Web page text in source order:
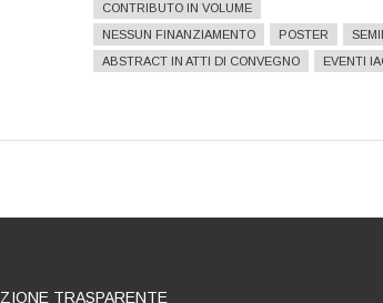
CONTRIBUTO IN VOLUME
NESSUN FINANZIAMENTO
POSTER
ABSTRACT IN ATTI DI CONVEGNO
EVENTI
TRASPARENTE